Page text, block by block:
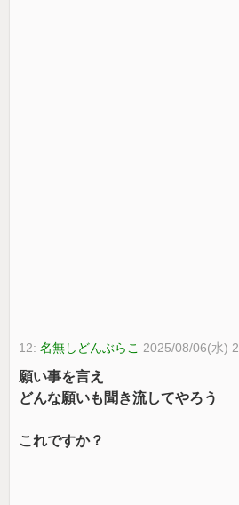
12:名無しどんぶらこ 2025/08/06(水)
願い事を言え
どんな願いも聞き流してやろう
これですか？